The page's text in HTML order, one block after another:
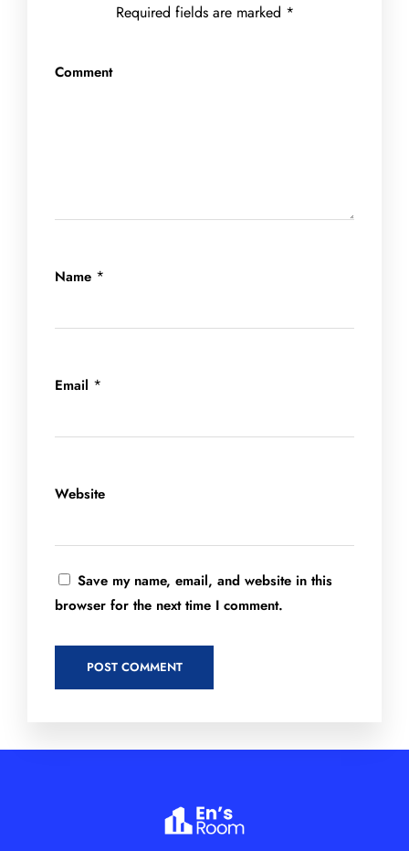
Required fields are marked *
Comment
Name *
Email *
Website
Save my name, email, and website in this
browser for the next time I comment.